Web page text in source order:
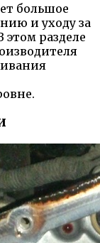
большое
и уходу за
разделе